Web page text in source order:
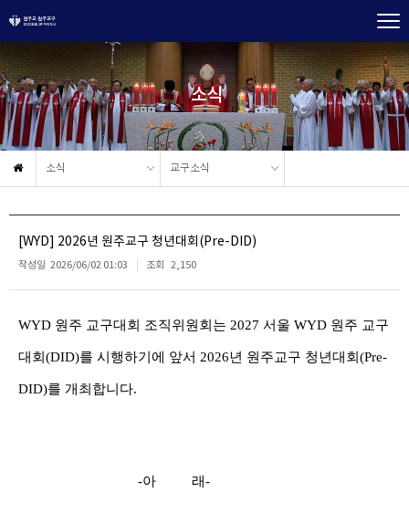
소식
소식 교구소식
[WYD] 2026년 원주교구 청년대회(Pre-DID)
작성일 2026/06/02 01:03 조회 2,150
WYD 원주 교구대회 조직위원회는 2027 서울 WYD 원주 교구
대회 (DID)를 시행하기에 앞서 2026년 원주교구 청년대회 (Pre-
DID)를 개최합니다.
-아 래-